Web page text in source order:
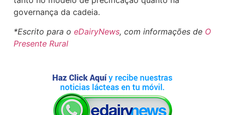
governança da cadeia.
*Escrito para oeDairyNews, com informações de O
Presente Rural